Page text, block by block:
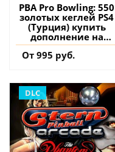
PBA Pro Bowling: 550
золотых кеглей PS4
(Турция) купить
дополнение на
аккаунт
От 995 руб.
DLC